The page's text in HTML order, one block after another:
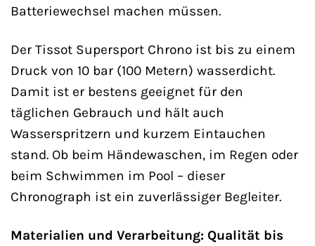
Batteriewechsel machen müssen.
Der Tissot Supersport Chrono ist bis zu einem
Druck von 10 bar (100 Metern) wasserdicht.
Damit ist er bestens geeignet für den
täglichen Gebrauch und hält auch
Wasserspritzern und kurzem Eintauchen
stand. Ob beim Händewaschen, im Regen oder
beim Schwimmen im Pool – dieser
Chronograph ist ein zuverlässiger Begleiter.
Materialien und Verarbeitung: Qualität bis